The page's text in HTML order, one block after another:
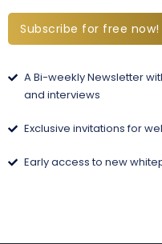
Subscribe for free now!
A Bi-weekly Newsletter
and interviews
Exclusive invitations for
Early access to new